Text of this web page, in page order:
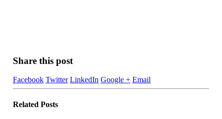
Share this post
Facebook Twitter LinkedIn Google + Email
Related Posts